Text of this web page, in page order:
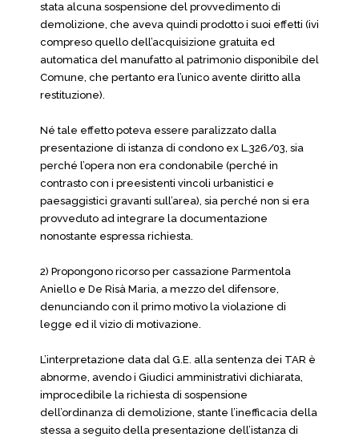
stata alcuna sospensione del provvedimento di
demolizione, che aveva quindi prodotto i suoi effetti (ivi
compreso quello dell’acquisizione gratuita ed
automatica del manufatto al patrimonio disponibile del
Comune, che pertanto era l’unico avente diritto alla
restituzione).
Né tale effetto poteva essere paralizzato dalla
presentazione di istanza di condono ex L.326/03, sia
perché l’opera non era condonabile (perché in
contrasto con i preesistenti vincoli urbanistici e
paesaggistici gravanti sull’area), sia perché non si era
provveduto ad integrare la documentazione
nonostante espressa richiesta.
2) Propongono ricorso per cassazione Parmentola
Aniello e De Risà Maria, a mezzo del difensore,
denunciando con il primo motivo la violazione di
legge ed il vizio di motivazione.
L’interpretazione data dal G.E. alla sentenza dei TAR è
abnorme, avendo i Giudici amministrativi dichiarata,
improcedibile la richiesta di sospensione
dell’ordinanza di demolizione, stante l’inefficacia della
stessa a seguito della presentazione dell’istanza di